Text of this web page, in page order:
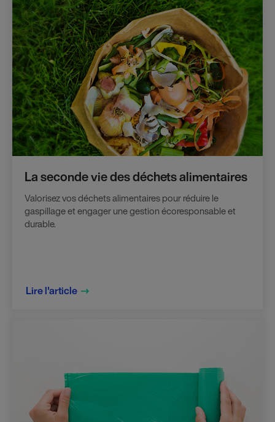
La seconde vie des déchets alimentaires
Valorisez vos déchets alimentaires pour réduire le
gaspillage et engager une gestion écoresponsable et
durable.
Lire l'article